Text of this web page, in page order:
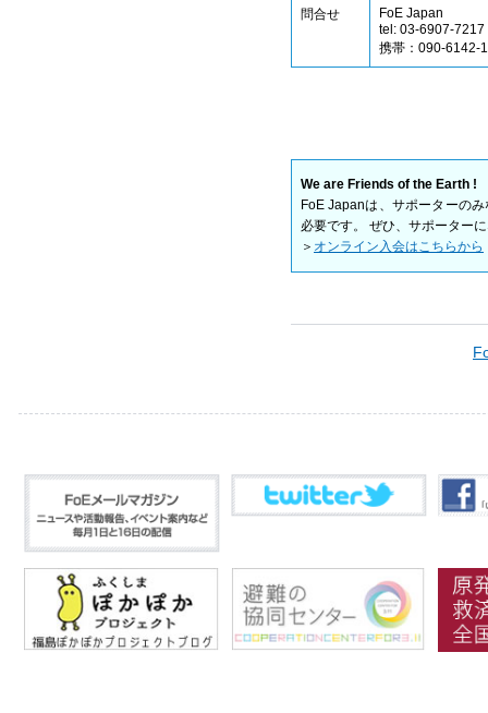
問合せ
FoE Japan
tel: 03-6907-7217
携帯：090-6142-
We are Friends of the Earth !
FoE Japanは、サポーターの
必要です。 ぜひ、サポーター
＞ オンライン入会はこちらから